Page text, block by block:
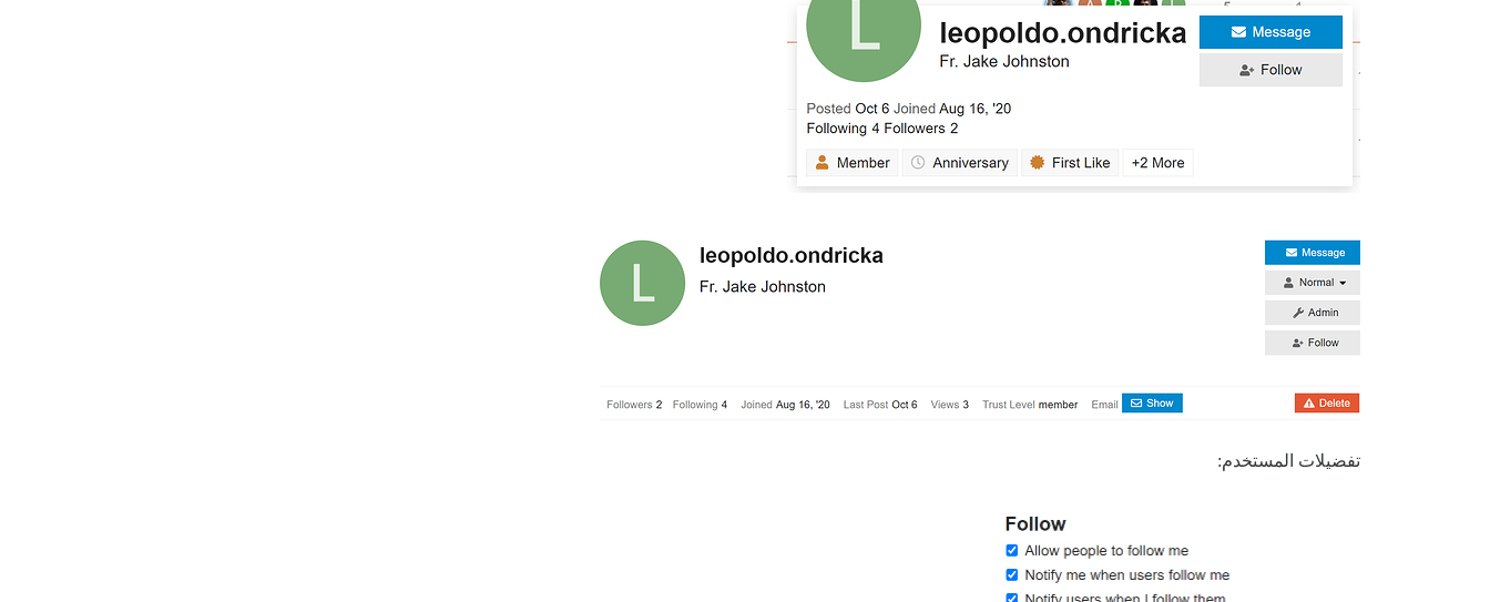
تفضيلات المستخدم: